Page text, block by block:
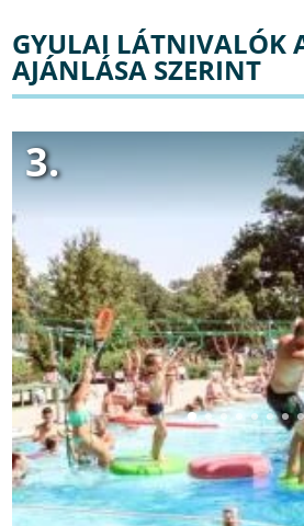
GYULAI LÁTNIVALÓK
AJÁNLÁSA SZERINT
3.